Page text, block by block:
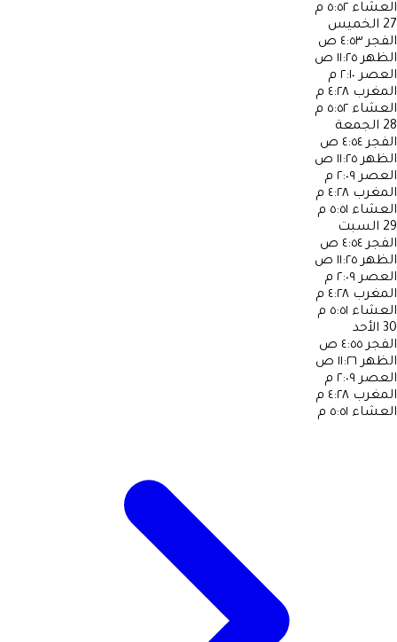
العشاء ٥:٥٢ م
27 الخميس
الفجر ٤:٥٣ ص
الظهر ١١:٢٥ ص
العصر ٢:١٠ م
المغرب ٤:٢٨ م
العشاء ٥:٥٢ م
28 الجمعة
الفجر ٤:٥٤ ص
الظهر ١١:٢٥ ص
العصر ٢:٠٩ م
المغرب ٤:٢٨ م
العشاء ٥:٥١ م
29 السبت
الفجر ٤:٥٤ ص
الظهر ١١:٢٥ ص
العصر ٢:٠٩ م
المغرب ٤:٢٨ م
العشاء ٥:٥١ م
30 الأحد
الفجر ٤:٥٥ ص
الظهر ١١:٢٦ ص
العصر ٢:٠٩ م
المغرب ٤:٢٨ م
العشاء ٥:٥١ م